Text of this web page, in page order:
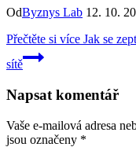
OdByznys Lab 12. 10.
Přečtěte si více Jak se
sítě
Napsat komentář
Vaše e-mailová adresa
jsou označeny *